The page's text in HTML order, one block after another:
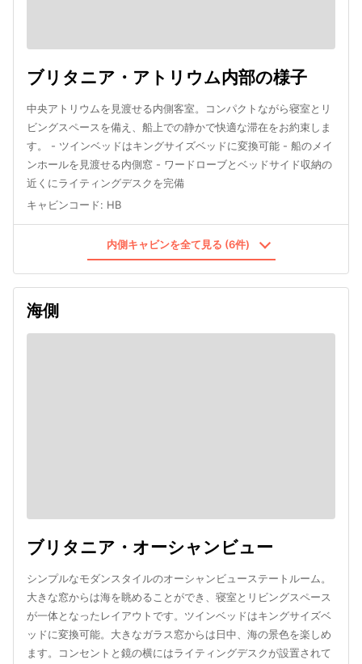
ブリタニア・アトリウム内部の様子
中央アトリウムを見渡せる内側客室。コンパクトながら寝室とリ
ビングスペースを備え、船上での静かで快適な滞在をお約束しま
す。 - ツインベッドはキングサイズベッドに変換可能 - 船のメイ
ンホールを見渡せる内側窓 - ワードローブとベッドサイド収納の
近くにライティングデスクを完備
キャビンコード: HB
内側キャビンを全て見る (6件)
海側
ブリタニア・オーシャンビュー
シンプルなモダンスタイルのオーシャンビューステートルーム。
大きな窓からは海を眺めることができ、寝室とリビングスペース
が一体となったレイアウトです。ツインベッドはキングサイズベ
ッドに変換可能。大きなガラス窓からは日中、海の景色を楽しめ
ます。コンセントと鏡の横にはライティングデスクが設置されて